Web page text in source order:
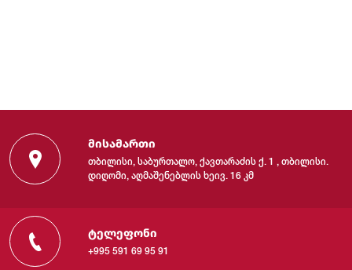
მისამართი
თბილისი, საბურთალო, ქავთარაძის ქ. 1 , თბილისი.
დიღომი, აღმაშენებლის ხეივ. 16 კმ
ტელეფონი
+995 591 69 95 91